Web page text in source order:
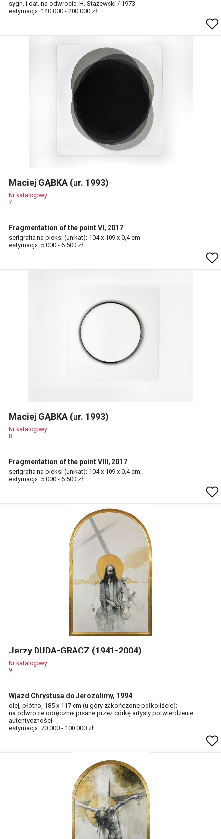
sygn. i dat. na odwrocie: H. Stażewski / 1973
estymacja: 140 000 - 200 000 zł
Maciej GĄBKA (ur. 1993)
Nr katalogowy
7
Fragmentation of the point VI, 2017
serigrafia na pleksi (unikat); 104 x 109 x 0,4 cm
estymacja: 5 000 - 6 500 zł
Maciej GĄBKA (ur. 1993)
Nr katalogowy
8
Fragmentation of the point VIII, 2017
serigrafia na pleksi (unikat); 104 x 109 x 0,4 cm;
estymacja: 5 000 - 6 500 zł
Jerzy DUDA-GRACZ (1941-2004)
Nr katalogowy
9
Wjazd Chrystusa do Jerozolimy, 1994
olej, płótno, 185 x 117 cm (u góry zakończone półkoliście);
na odwrocie odręcznie pisane przez córkę artysty potwierdzenie
autentyczności
estymacja: 70 000 - 100 000 zł